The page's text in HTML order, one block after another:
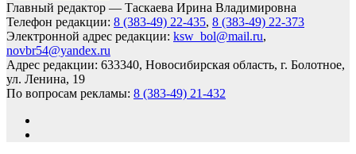
Главный редактор — Таскаева Ирина Владимировна
Телефон редакции: 8 (383-49) 22-435, 8 (383-49) 22-373
Электронной адрес редакции: ksw_bol@mail.ru,
novbr54@yandex.ru
Адрес редакции: 633340, Новосибирская область, г. Болотное,
ул. Ленина, 19
По вопросам рекламы: 8 (383-49) 21-432